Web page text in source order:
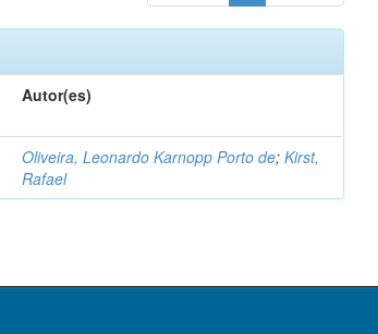
Autor(es)
Oliveira, Leonardo Karnopp Porto de;Kirst,
Rafael